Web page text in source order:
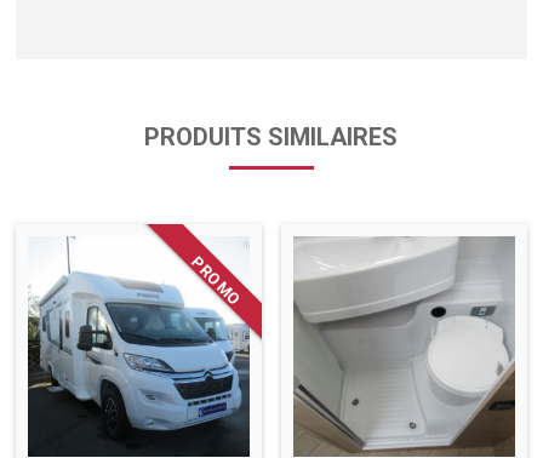
PRODUITS SIMILAIRES